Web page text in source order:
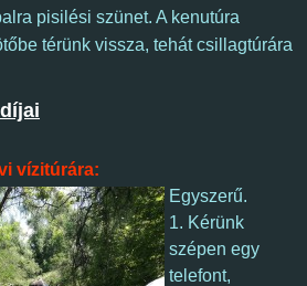
pisilési szünet. A kenutúra
térünk vissza, tehát csillagtúrára
vízitúrára:
Egyszerű.
1. Kérünk
szépen egy
telefont,